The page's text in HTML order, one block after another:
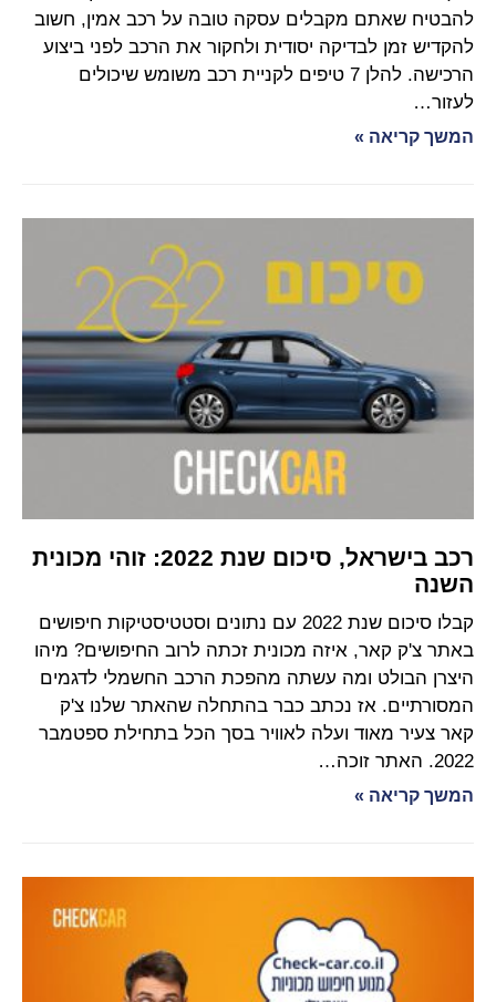
להבטיח שאתם מקבלים עסקה טובה על רכב אמין, חשוב
להקדיש זמן לבדיקה יסודית ולחקור את הרכב לפני ביצוע
הרכישה. להלן 7 טיפים לקניית רכב משומש שיכולים
לעזור…
המשך קריאה »
רכב בישראל, סיכום שנת 2022: זוהי מכונית
השנה
קבלו סיכום שנת 2022 עם נתונים וסטטיסטיקות חיפושים
באתר צ'ק קאר, איזה מכונית זכתה לרוב החיפושים? מיהו
היצרן הבולט ומה עשתה מהפכת הרכב החשמלי לדגמים
המסורתיים. אז נכתב כבר בהתחלה שהאתר שלנו צ'ק
קאר צעיר מאוד ועלה לאוויר בסך הכל בתחילת ספטמבר
2022. האתר זוכה…
המשך קריאה »